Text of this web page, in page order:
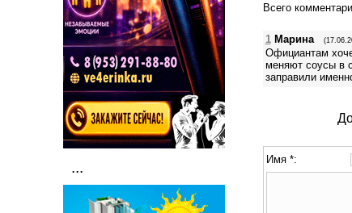
...
Всего
1 Марина
Официантам
меняют соусы в
заправили
Имя *: